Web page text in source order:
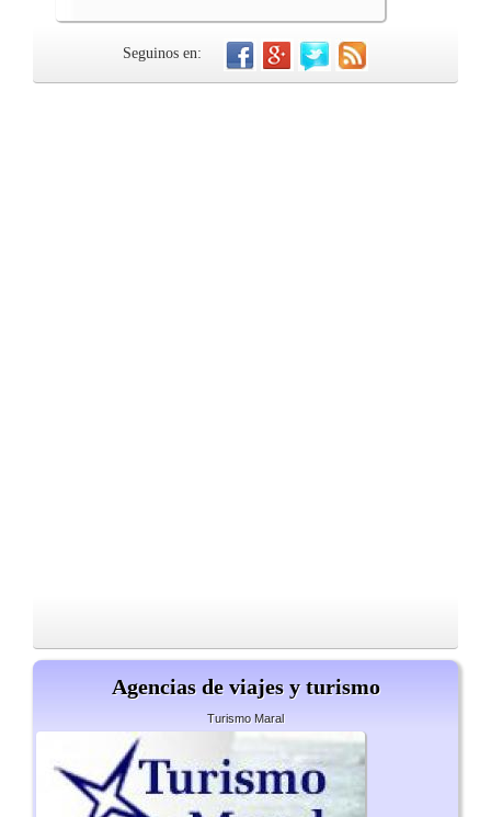
Seguinos en:
Agencias de viajes y turismo
Turismo Maral